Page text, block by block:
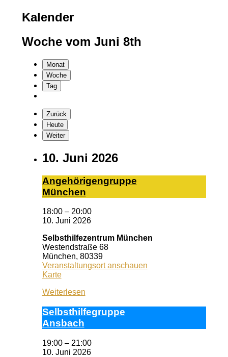
Kalender
Woche vom Juni 8th
Monat
Woche
Tag
Zurück
Heute
Weiter
10. Juni 2026
An­ge­hö­ri­gen­grup­pe
Mün­chen
18:00 – 20:00
10. Juni 2026
Selbsthilfezentrum München
Westendstraße 68
München, 80339
Veranstaltungsort anschauen
KarteSelbsthilfezentrum
Weiterlesen
Selbst­hil­fe­grup­pe
Ans­bach
19:00 – 21:00
10. Juni 2026